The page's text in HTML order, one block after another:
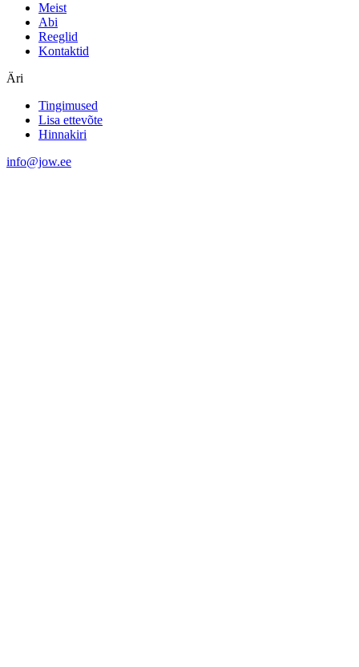
Meist
Abi
Reeglid
Kontaktid
Äri
Tingimused
Lisa ettevõte
Hinnakiri
info@jow.ee